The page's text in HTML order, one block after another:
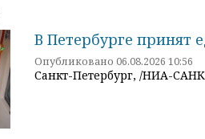
В Петербурге
Опубликовано 06.08.2026 10:56
Санкт-Петербург, /НИА-